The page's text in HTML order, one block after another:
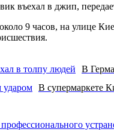
въехал в джип,
9 часов, на улице
В
В супермаркете